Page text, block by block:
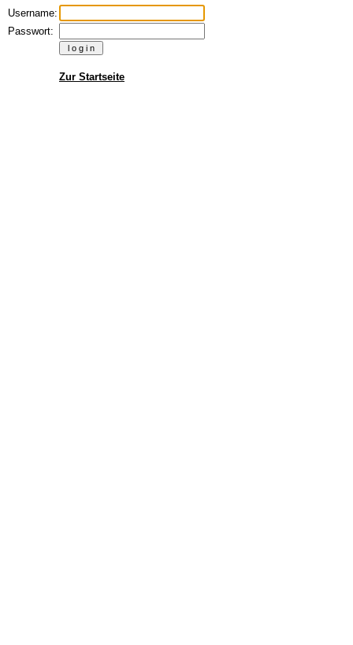
Username:
Passwort:
Zur Startseite